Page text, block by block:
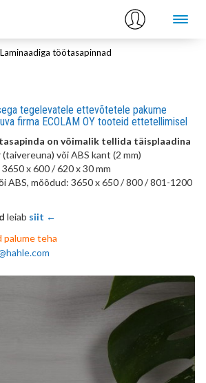
Laminaadiga töötasapinnad
tegelevatele ettevõtetele pakume
firma ECOLAM OY tooteid ettetellimisel
on võimalik tellida täisplaadina
või ABS kant (2 mm)
x 600 / 620 x 30 mm
ABS, mõõdud: 3650 x 650 / 800 / 801-1200
leiab siit ←
palume teha